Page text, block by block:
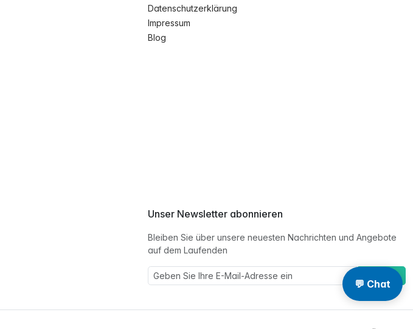
Datenschutzerklärung
Impressum
Blog
Unser Newsletter abonnieren
Bleiben Sie über unsere neuesten Nachrichten und Angebote
auf dem Laufenden
Eintragen
💬 Chat